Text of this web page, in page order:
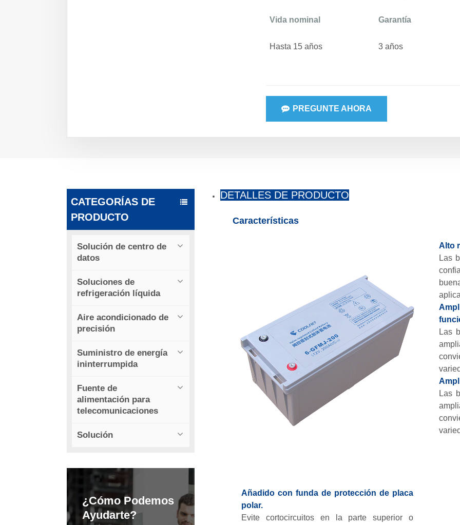
Vida nominal Garantía
Hasta 15 años 3 años
PREGUNTE AHORA
CATEGORÍAS DE
PRODUCTO
Solución de centro de
datos
Soluciones de
refrigeración líquida
Aire acondicionado de
precisión
Suministro de energía
ininterrumpida
Fuente de
alimentación para
telecomunicaciones
Solución
¿Cómo Podemos
Ayudarte?
DETALLES DE PRODUCTO
Características
Alto
Las
Las
Las
Añadido con funda de protección de placa
polar.
Evite cortocircuitos en la parte superior o